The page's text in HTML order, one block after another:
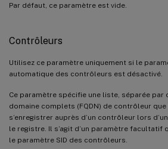
Par défaut, ce paramètre est vide.
Contrôleurs
Utilisez ce paramètre uniquement si le
automatique des contrôleurs est désactivé.
Ce paramètre spécifie une liste, séparée par
domaine complets (FQDN) de contrôleur
s’enregistrer auprès d’un contrôleur lors
le registre. Il s’agit d’un paramètre facultatif
le paramètre SID des contrôleurs.